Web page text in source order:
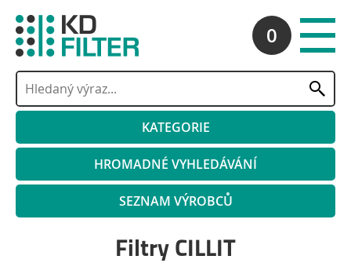
0
KATEGORIE
HROMADNÉ VYHLEDÁVÁNÍ
SEZNAM VÝROBCŮ
Filtry CILLIT